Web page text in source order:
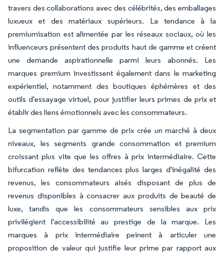
travers des collaborations avec des célébrités, des emballages
luxueux et des matériaux supérieurs. La tendance à la
premiumisation est alimentée par les réseaux sociaux, où les
influenceurs présentent des produits haut de gamme et créent
une demande aspirationnelle parmi leurs abonnés. Les
marques premium investissent également dans le marketing
expérientiel, notamment des boutiques éphémères et des
outils d'essayage virtuel, pour justifier leurs primes de prix et
établir des liens émotionnels avec les consommateurs.
La segmentation par gamme de prix crée un marché à deux
niveaux, les segments grande consommation et premium
croissant plus vite que les offres à prix intermédiaire. Cette
bifurcation reflète des tendances plus larges d'inégalité des
revenus, les consommateurs aisés disposant de plus de
revenus disponibles à consacrer aux produits de beauté de
luxe, tandis que les consommateurs sensibles aux prix
privilégient l'accessibilité au prestige de la marque. Les
marques à prix intermédiaire peinent à articuler une
proposition de valeur qui justifie leur prime par rapport aux